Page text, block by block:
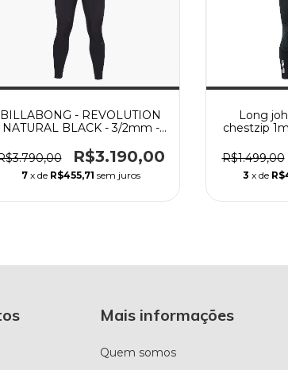
BILLABONG - REVOLUTION
NATURAL BLACK - 3/2mm -
R$3.190,00
7 x de R$455,71 sem juros
Long
chestzip
R$1.499,00
3 x de
Mais informações
Quem somos